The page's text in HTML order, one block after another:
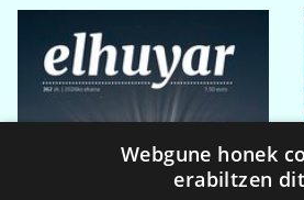
Webgune honek
erabiltzen